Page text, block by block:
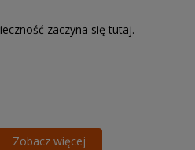
zaczyna się tutaj.
Zobacz więcej